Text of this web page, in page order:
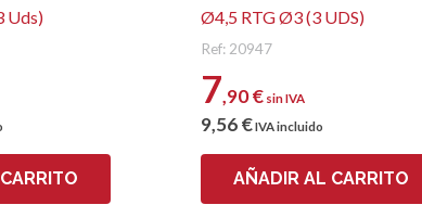
Uds)
Ø4,5 RTG Ø3 (3 UDS)
Ref: 20947
7,90€ sin IVA
9,56€IVA incluido
AÑADIR AL CARRITO